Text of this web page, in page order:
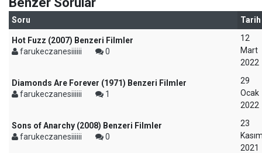
Soru Tarih
Hot Fuzz (2007) Benzeri Filmler
farukeczanesiiiiii
0
12
Mart
2022
Diamonds Are Forever (1971) Benzeri Filmler
farukeczanesiiiiii
1
29
Ocak
2022
Sons of Anarchy (2008) Benzeri Filmler
farukeczanesiiiiii
0
23
2021